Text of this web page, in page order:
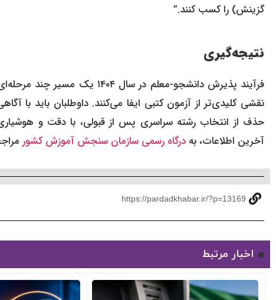
گزینش) را کسب کنند.”
نتیجه‌گیری
فرآیند پذیرش دانشجو-معلم
نقشی کلیدی‌تر از آزمون کتبی ایفا می‌کنند. داوطلبان باید با
حذف از انتخاب رشته سراسری پس از قبولی، با دقت و
آخرین اطلاعات، به درگاه رسمی سازمان سنجش آموزش کشور
https://pardadkhabar.ir/?p=13169
اخبار مرتبط